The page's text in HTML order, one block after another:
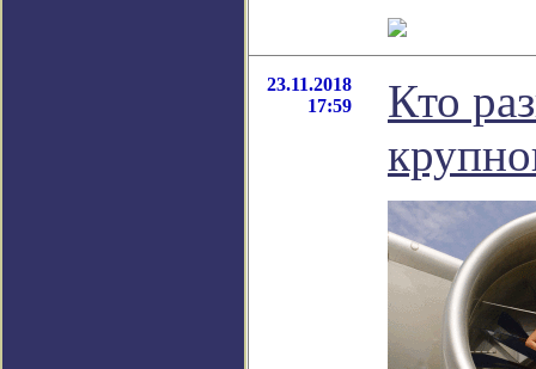
23.11.2018
17:59
Кто